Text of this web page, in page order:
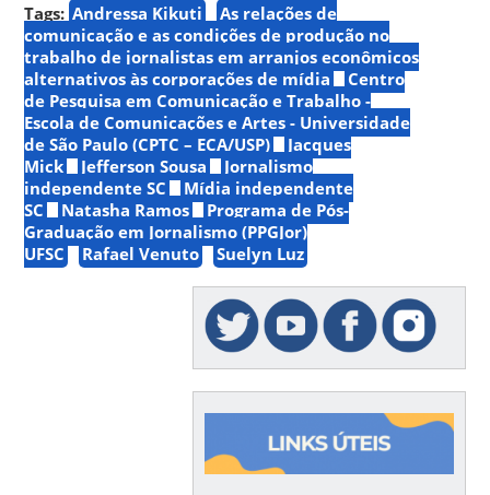
Tags: Andressa Kikuti
As relações de
comunicação e as condições de produção no
trabalho de jornalistas em arranjos econômicos
alternativos às corporações de mídia
Centro
de Pesquisa em Comunicação e Trabalho -
Escola de Comunicações e Artes - Universidade
de São Paulo (CPTC – ECA/USP)
Jacques
Mick
Jefferson Sousa
Jornalismo
independente SC
Mídia independente
SC
Natasha Ramos
Programa de Pós-
Graduação em Jornalismo (PPGJor)
UFSC
Rafael Venuto Suelyn Luz